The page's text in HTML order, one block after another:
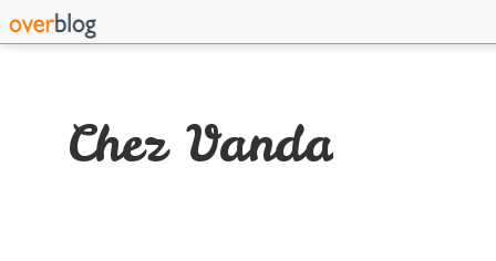
Chez Vanda